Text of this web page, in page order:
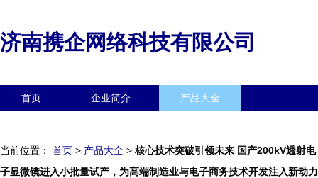
济南携企网络科技有限公司
首页 企业简介 产品大全
当前位置： 首页 > 产品大全 > 核心技术突破引领未来 国产200kV透射电
子显微镜进入小批量试产，为高端制造业与电子商务技术开发注入新动力